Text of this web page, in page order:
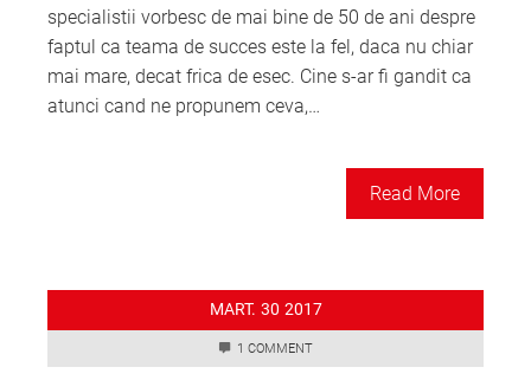
specialistii vorbesc de mai bine de 50 de ani despre
faptul ca teama de succes este la fel, daca nu chiar
mai mare, decat frica de esec. Cine s-ar fi gandit ca
atunci cand ne propunem ceva,…
Read More
MART. 30 2017
1 COMMENT